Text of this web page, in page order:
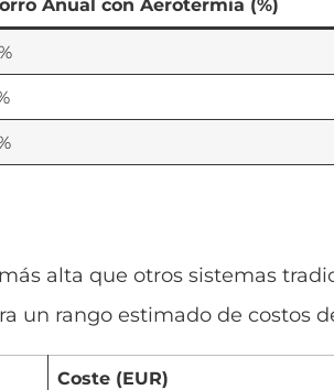
alta que otros sistemas
un rango estimado de costos
Coste (EUR)